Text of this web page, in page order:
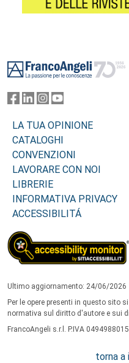
LA TUA OPINIONE
CATALOGHI
CONVENZIONI
LAVORARE CON NOI
LIBRERIE
INFORMATIVA PRIVACY
ACCESSIBILITÁ
Ultimo aggiornamento: 24/06/2026
Per le opere presenti in questo sito
normativa sul diritto d'autore e sui
FrancoAngeli s.r.l. P.IVA
torna a